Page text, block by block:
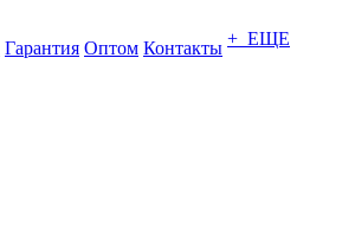
Гарантия Оптом Контакты + ЕЩЕ